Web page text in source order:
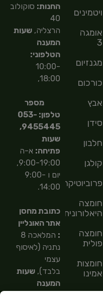
ויטמינים
אומגה
3
מגנזיום
כורכום
אבץ
סידן
חלבון
קולגן
פרוביוטיקה
חומצה
היאלורונית
חומצה
פולית
חומצות
אמינו
חומצות
החנות: סוקולוב
40
הרצליה,שעות
המענה
הטלפוני:
10:00-
18:00,
מספר
טלפון: 053-
9455445,
שעות
פתיחה: א-ה
9:00-19:00,
יום ו 9:00-
14:00.
כתובת מחסן
אתר האונליין
:
המלאכה 8
נתניה (לאיסוף
עצמי
בלבד),שעות
המענה